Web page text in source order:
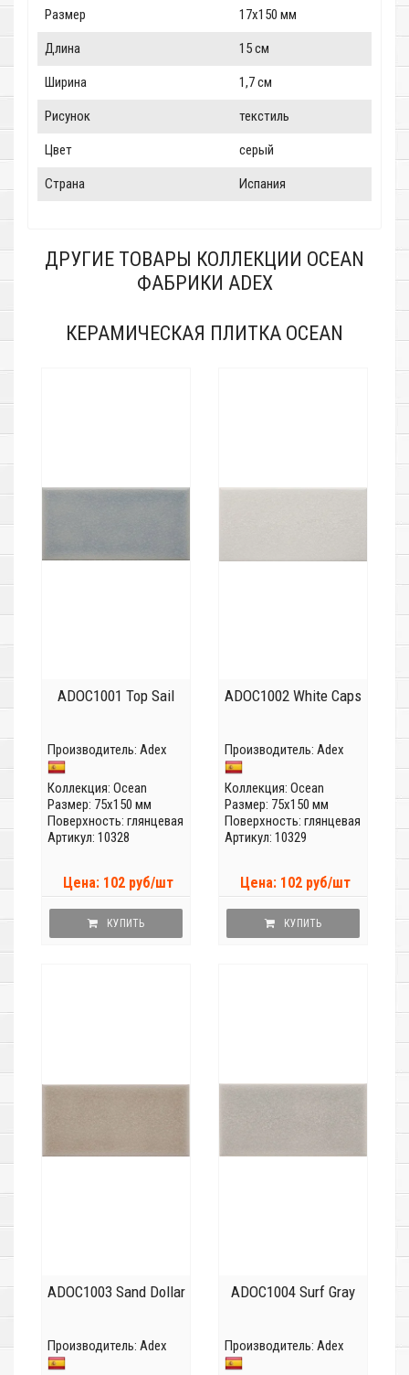
Размер 17x150 мм
Длина 15 см
Ширина 1,7 см
Рисунок текстиль
Цвет серый
Страна Испания
ДРУГИЕ ТОВАРЫ КОЛЛЕКЦИИ OCEAN
ФАБРИКИ ADEX
КЕРАМИЧЕСКАЯ ПЛИТКА OCEAN
ADOC1001 Top Sail
Производитель: Adex
Коллекция: Ocean
Размер: 75x150 мм
Поверхность: глянцевая
Артикул: 10328
Цена: 102 руб/шт
КУПИТЬ
ADOC1002 White Caps
Производитель: Adex
Коллекция: Ocean
Размер: 75x150 мм
Поверхность: глянцевая
Артикул: 10329
Цена: 102 руб/шт
КУПИТЬ
ADOC1003 Sand Dollar
Производитель: Adex
ADOC1004 Surf Gray
Производитель: Adex